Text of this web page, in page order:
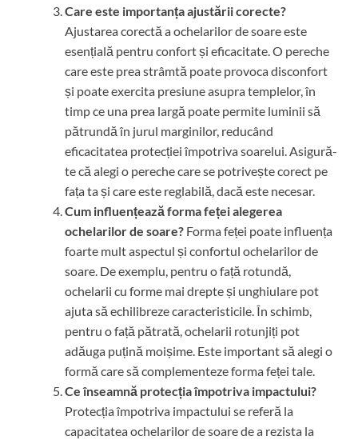
Care este importanța ajustării corecte?
Ajustarea corectă a ochelarilor de soare este
esențială pentru confort și eficacitate. O pereche
care este prea strâmtă poate provoca disconfort
și poate exercita presiune asupra templelor, în
timp ce una prea largă poate permite luminii să
pătrundă în jurul marginilor, reducând
eficacitatea protecției împotriva soarelui. Asigură-
te că alegi o pereche care se potrivește corect pe
fața ta și care este reglabilă, dacă este necesar.
Cum influențează forma feței alegerea
ochelarilor de soare? Forma feței poate influența
foarte mult aspectul și confortul ochelarilor de
soare. De exemplu, pentru o față rotundă,
ochelarii cu forme mai drepte și unghiulare pot
ajuta să echilibreze caracteristicile. În schimb,
pentru o față pătrată, ochelarii rotunjiți pot
adăuga puțină moișime. Este important să alegi o
formă care să complementeze forma feței tale.
Ce înseamnă protecția împotriva impactului?
Protecția împotriva impactului se referă la
capacitatea ochelarilor de soare de a rezista la